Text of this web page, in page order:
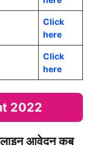
Click
here
Click
here
2022
आवेदन कब